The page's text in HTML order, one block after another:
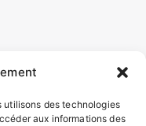
utilisons des technologies
aux informations des